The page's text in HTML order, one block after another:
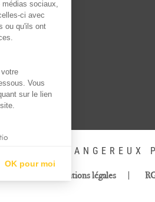
EST
Mentions légales